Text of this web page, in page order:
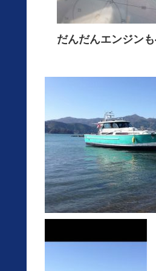
だんだんエンジン